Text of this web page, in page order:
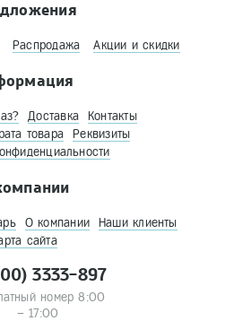
Распродажа Акции и скидки
Доставка
Контакты
товара
Реквизиты
О компании
Наши клиенты
сайта
3333-897
номер 8:00
– 17:00